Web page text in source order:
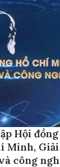
Hội
Minh,
công